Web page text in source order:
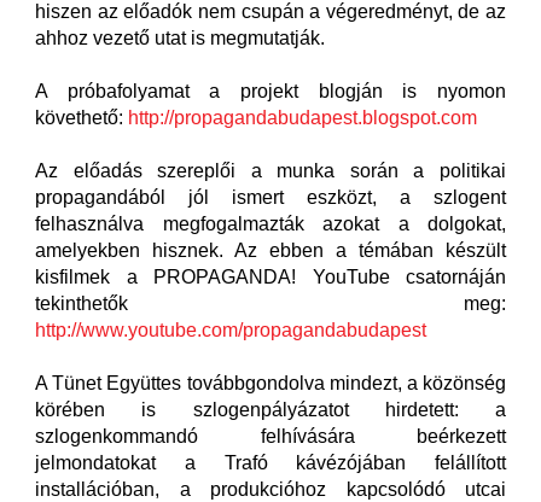
hiszen az előadók nem csupán a végeredményt, de az
ahhoz vezető utat is megmutatják.
A próbafolyamat a projekt blogján is nyomon
követhető: http://propagandabudapest.blogspot.com
Az előadás szereplői a munka során a politikai
propagandából jól ismert eszközt, a szlogent
felhasználva megfogalmazták azokat a dolgokat,
amelyekben hisznek. Az ebben a témában készült
kisfilmek a PROPAGANDA! YouTube csatornáján
tekinthetők meg:
http://www.youtube.com/propagandabudapest
A Tünet Együttes továbbgondolva mindezt, a közönség
körében is szlogenpályázatot hirdetett: a
szlogenkommandó felhívására beérkezett
jelmondatokat a Trafó kávézójában felállított
installációban, a produkcióhoz kapcsolódó utcai